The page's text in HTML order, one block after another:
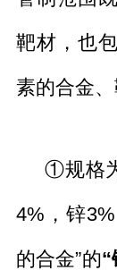
靶材，也
素的合金
①规格
4%，锌
的合金”的“